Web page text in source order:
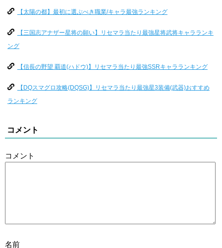
【太陽の都】最初に選ぶべき職業/キャラ最強ランキング
【三国志アナザー星将の願い】リセマラ当たり最強星将武将キャラランキ
ング
【信長の野望 覇道(ハドウ)】リセマラ当たり最強SSRキャラランキング
【DQスマグロ攻略(DQSG)】リセマラ当たり最強星3装備(武器)おすすめ
ランキング
コメント
コメント
名前